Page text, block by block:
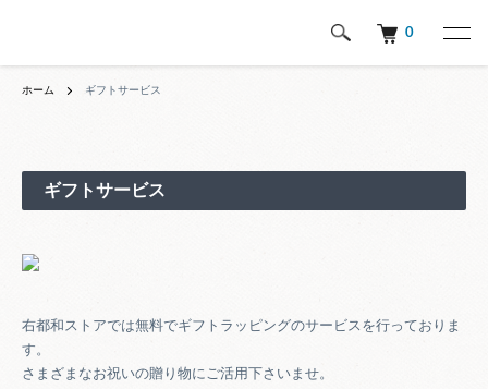
0
ホーム ギフトサービス
ギフトサービス
右都和ストアでは無料でギフトラッピングのサービスを行っておりま
す。
さまざまなお祝いの贈り物にご活用下さいませ。